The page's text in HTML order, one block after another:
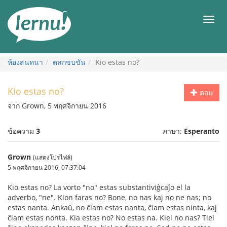
สารบัญ
เมนู
ห้องสนทนา ตลกขบขัน Kio estas no?
ตอบ
Kio estas no?
จาก Grown, 5 พฤศจิกายน 2016
ข้อความ 3 ภาษา: Esperanto
Grown (แสดงโปรไฟล์)
5 พฤศจิกายน 2016, 07:37:04
Kio estas no? La vorto "no" estas substantiviĝcaĵo el la
adverbo, "ne". Kion faras no? Bone, no nas kaj no ne nas; no
estas nanta. Ankaŭ, no ĉiam estas nanta, ĉiam estas ninta, kaj
ĉiam estas nonta. Kia estas no? No estas na. Kiel no nas? Tiel